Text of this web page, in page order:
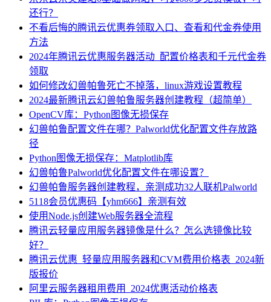
还行？
不看后悔的腾讯云优惠券领取入口、查看和代金券使用
方法
2024年腾讯云优惠服务器活动_配置价格表和千元代金券
领取
如何修改幻兽帕鲁死亡不掉落，linux游戏设置教程
2024最新腾讯云幻兽帕鲁服务器创建教程（超简单）
OpenCV库：Python图像无损保存
幻兽帕鲁配置文件在哪？Palworld优化配置文件存放路
径
Python图像无损保存：Matplotlib库
幻兽帕鲁Palworld优化配置文件在哪设置？
幻兽帕鲁服务器创建教程，亲测成功32人联机Palworld
5118会员优惠码【yhm666】亲测有效
使用Node.js创建Web服务器全流程
腾讯云轻量应用服务器镜像是什么？怎么选镜像比较
好？
腾讯云优惠_轻量应用服务器和CVM费用价格表_2024新
版报价
阿里云服务器租用费用_2024优惠活动价格表